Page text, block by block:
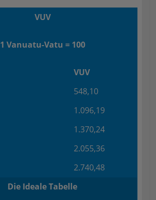
VUV
1 Vanuatu-Vatu = 100
VUV
548,10
1.096,19
1.370,24
2.055,36
2.740,48
Die Ideale Tabelle